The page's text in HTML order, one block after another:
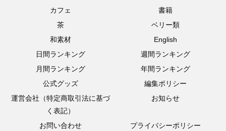
カフェ
書籍
茶
ベリー類
和素材
English
日間ランキング
週間ランキング
月間ランキング
年間ランキング
公式グッズ
編集ポリシー
運営会社（特定商取引法に基づ
く表記）
お知らせ
お問い合わせ プライバシーポリシー